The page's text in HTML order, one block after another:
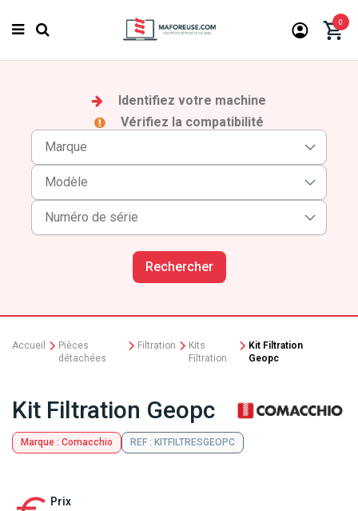
0
Identifiez votre machine
Vérifiez la compatibilité
Rechercher
Accueil
Pièces
détachées
Filtration
Kits
Filtration
Kit Filtration
Geopc
Kit Filtration Geopc
Marque : Comacchio REF : KITFILTRESGEOPC
Prix